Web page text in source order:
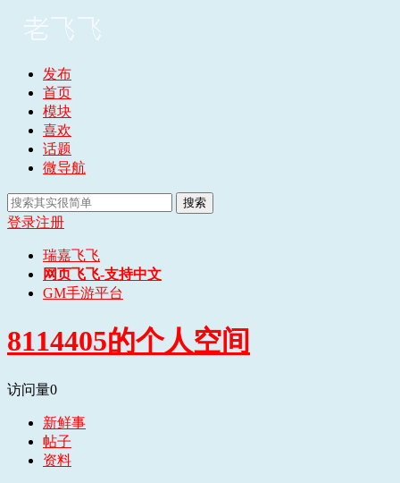
发布
首页
模块
喜欢
话题
微导航
搜索
登录注册
瑞嘉飞飞
网页飞飞-支持中文
GM手游平台
8114405的个人空间
访问量0
新鲜事
帖子
资料